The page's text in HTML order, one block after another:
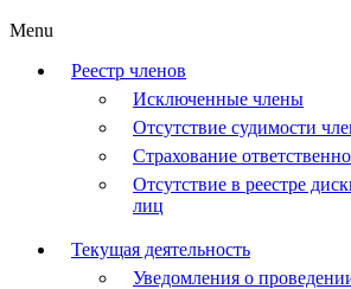
Menu
Реестр членов
Исключенные члены
Отсутствие судимости
Страхование
Отсутствие в реестре
лиц
Текущая деятельность
Уведомления о